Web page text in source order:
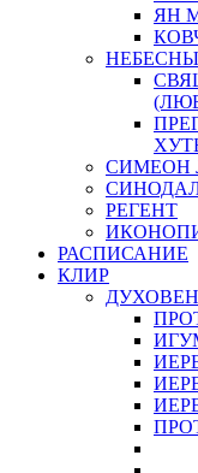
ЯН
СИМЕОН
РЕГЕНТ
РАСПИСАНИЕ
КЛИР